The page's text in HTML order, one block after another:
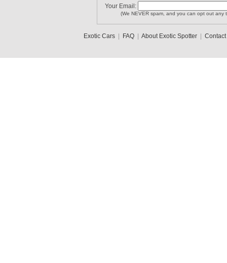
Your Email:
(We NEVER spam, and you can opt out any
Exotic Cars| FAQ| About Exotic Spotter| Contact